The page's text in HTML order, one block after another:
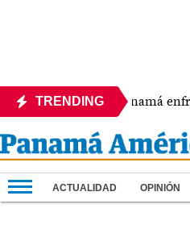
TRENDINGPanamá enfrenta a
ACTUALIDAD OPINIÓN